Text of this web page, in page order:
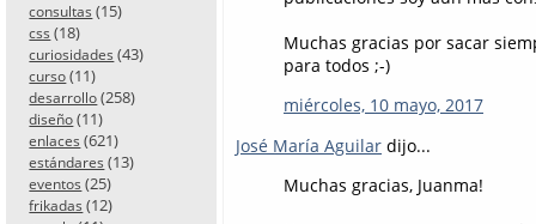
consultas (15)
css (18)
curiosidades (43)
curso (11)
desarrollo (258)
diseño (11)
enlaces (621)
estándares (13)
eventos (25)
frikadas (12)
Muchas gracias por sacar
para todos ;-)
miércoles, 10 mayo, 2017
José María Aguilar dijo...
Muchas gracias, Juanma!